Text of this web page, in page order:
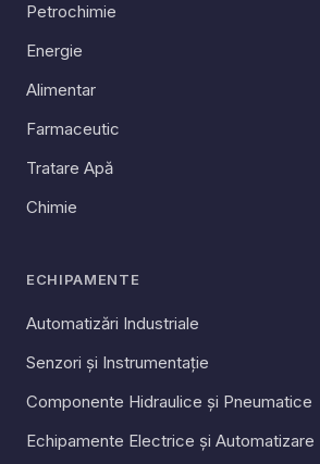
Petrochimie
Energie
Alimentar
Farmaceutic
Tratare Apă
Chimie
ECHIPAMENTE
Automatizări Industriale
Senzori și Instrumentație
Componente Hidraulice și Pneumatice
Echipamente Electrice și Automatizare